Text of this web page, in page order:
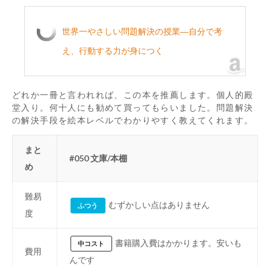
世界一やさしい問題解決の授業―自分で考
え、行動する力が身につく
どれか一冊と言われれば、この本を推薦します。個人的殿
堂入り。何十人にも勧めて買ってもらいました。問題解決
の解決手段を絵本レベルでわかりやすく教えてくれます。
まと
め
#050 文庫/本棚
難易
度
ふつう むずかしい点はありません
費用
中コスト
書籍購入費はかかります。安いも
んです